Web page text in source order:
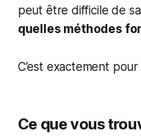
peut être difficile de
quelles méthodes
C’est exactement
Ce que vous